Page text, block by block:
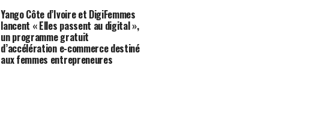
Yango Côte d’Ivoire et DigiFemmes
lancent « Elles passent au digital »,
un programme gratuit
d’accélération e-commerce destiné
aux femmes entrepreneures